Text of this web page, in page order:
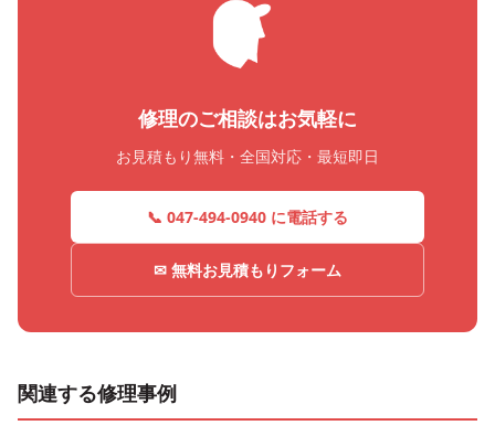
修理のご相談はお気軽に
お見積もり無料・全国対応・最短即日
📞 047-494-0940 に電話する
✉ 無料お見積もりフォーム
関連する修理事例